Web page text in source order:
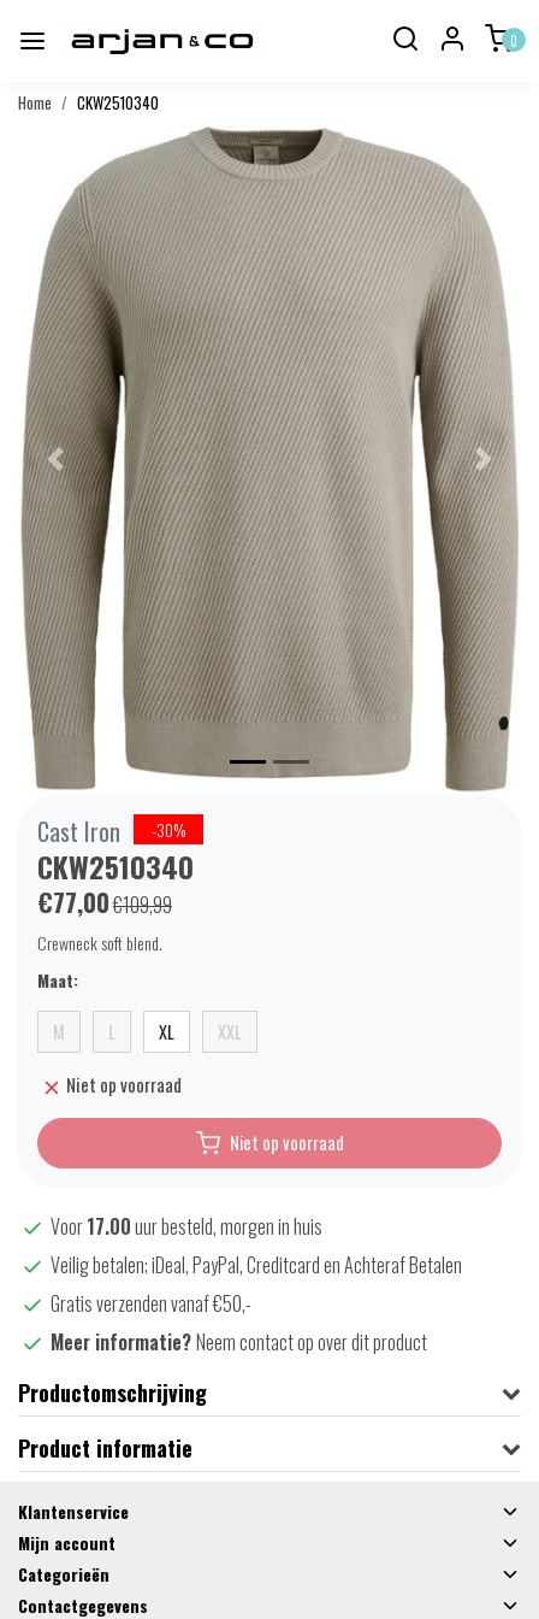
0
Home CKW2510340
Vorige
Cast Iron -30%
CKW2510340
€77,00€109,99
Crewneck soft blend.
Maat:
M L XL XXL
Niet op voorraad
Niet op voorraad
Voor17.00uur besteld, morgen in huis
Veilig betalen; iDeal, PayPal, Creditcard en Achteraf Betalen
Gratis verzenden vanaf €50,-
Meer informatie?Neem contact op over dit product
Productomschrijving
Product informatie
Klantenservice
Mijn account
Categorieën
Contactgegevens